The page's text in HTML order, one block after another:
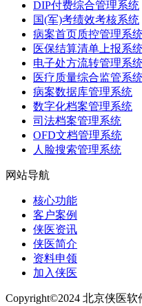
DIP付费综合管理系统
国(军)考绩效考核系统
病案首页质控管理系
医保结算清单上报系
电子处方流转管理系
医疗质量综合监管系
病案数据库管理系统
数字化档案管理系统
司法档案管理系统
OFD文档管理系统
人脸搜索管理系统
网站导航
核心功能
客户案例
侠医资讯
侠医简介
资料申领
加入侠医
Copyright©2024 北京侠医软